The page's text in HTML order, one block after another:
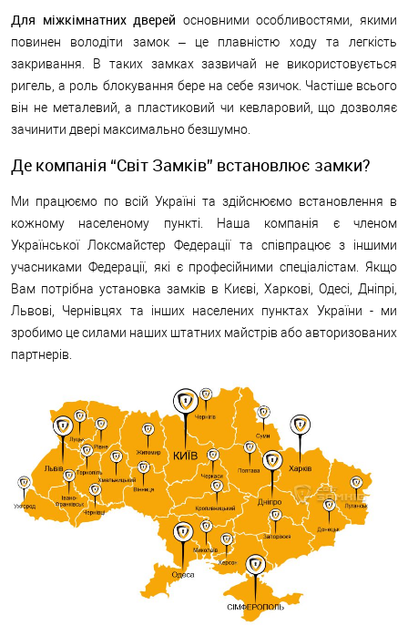
Для міжкімнатних дверей основними особливостями, якими
повинен володіти замок – це плавністю ходу та легкість
закривання. В таких замках зазвичай не використовується
ригель, а роль блокування бере на себе язичок. Частіше всього
він не металевий, а пластиковий чи кевларовий, що дозволяє
зачинити двері максимально безшумно.
Де компанія “Світ Замків” встановлює замки?
Ми працюємо по всій Україні та здійснюємо встановлення в
кожному населеному пункті. Наша компанія є членом
Української Локсмайстер Федерації та співпрацює з іншими
учасниками Федерації, які є професійними спеціалістам. Якщо
Вам потрібна установка замків в Києві, Харкові, Одесі, Дніпрі,
Львові, Чернівцях та інших населених пунктах України - ми
зробимо це силами наших штатних майстрів або авторизованих
партнерів.